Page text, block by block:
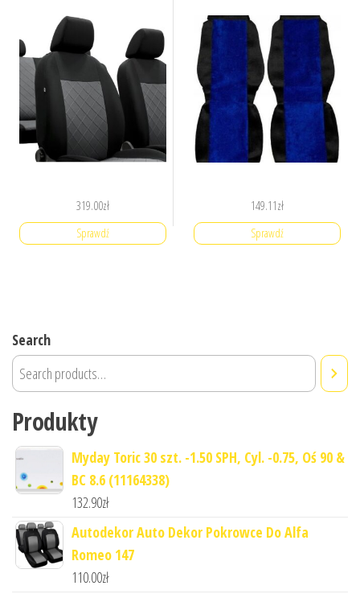
319.00zł
Sprawdź
149.11zł
Sprawdź
Search
Produkty
Myday Toric 30 szt. -1.50 SPH, Cyl. -0.75, Oś 90 &
BC 8.6 (11164338)
132.90zł
Autodekor Auto Dekor Pokrowce Do Alfa
Romeo 147
110.00zł